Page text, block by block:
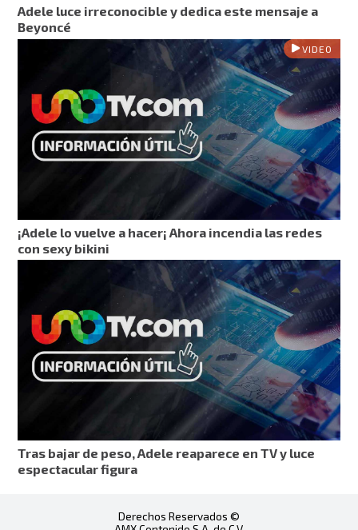
Adele luce irreconocible y dedica este mensaje a
Beyoncé
VIDEO
¡Adele lo vuelve a hacer¡ Ahora incendia las redes
con sexy bikini
Tras bajar de peso, Adele reaparece en TV y luce
espectacular figura
Derechos Reservados ©